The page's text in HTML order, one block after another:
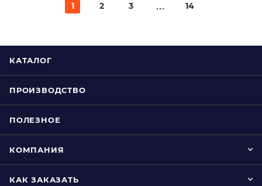
1 2 3 14
КАТАЛОГ
ПРОИЗВОДСТВО
ПОЛЕЗНОЕ
КОМПАНИЯ
КАК ЗАКАЗАТЬ